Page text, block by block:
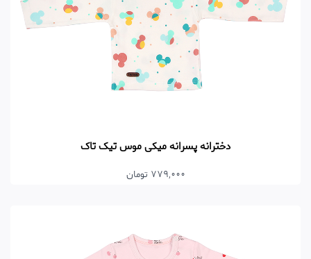
دخترانه پسرانه میکی موس تیک تاک
779,000 تومان